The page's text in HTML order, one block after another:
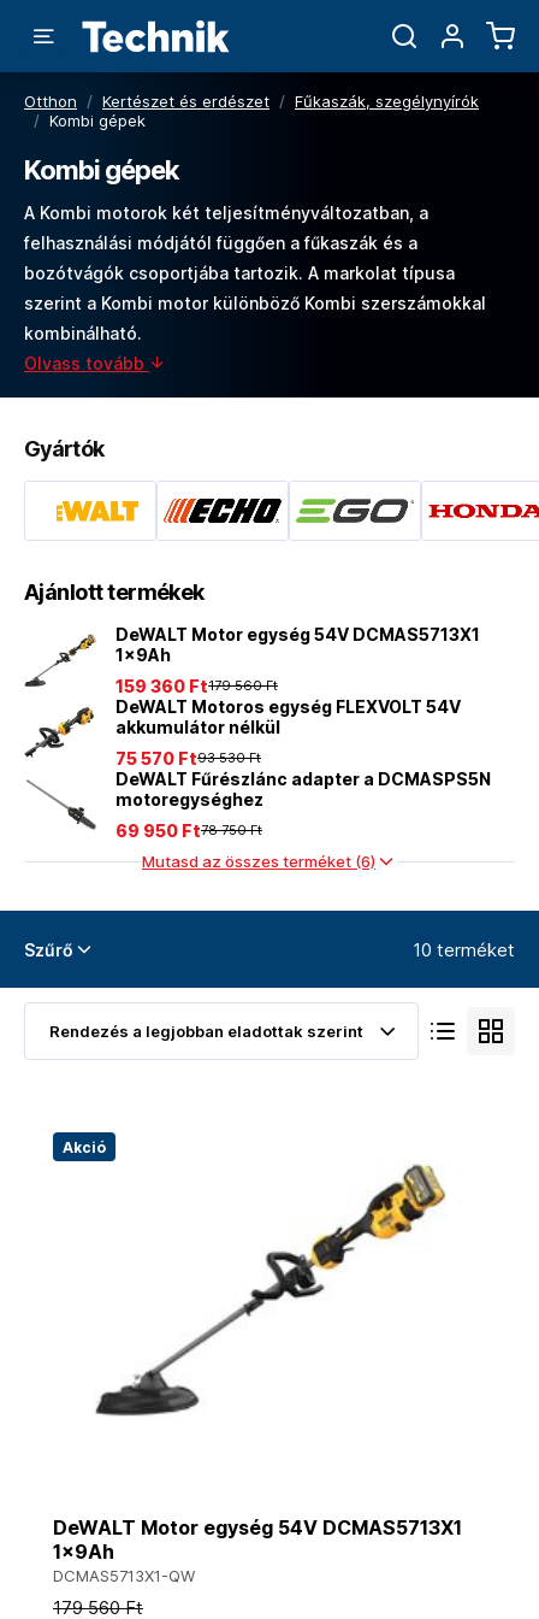
Otthon / Kertészet és erdészet / Fűkaszák, szegélynyírók
/ Kombi gépek
Kombi gépek
A Kombi motorok két teljesítményváltozatban, a
felhasználási módjától függően a fűkaszák és a
bozótvágók csoportjába tartozik. A markolat típusa
szerint a Kombi motor különböző Kombi szerszámokkal
kombinálható.
Olvass tovább
Gyártók
Ajánlott termékek
DeWALT Motor egység 54V DCMAS5713X1
1x9Ah
179 560 Ft
159 360 Ft
DeWALT Motoros egység FLEXVOLT 54V
akkumulátor nélkül
93 530 Ft
75 570 Ft
DeWALT Fűrészlánc adapter a DCMASPS5N
motoregységhez
78 750 Ft
69 950 Ft
Mutasd az összes terméket (6)
Szűrő 10 terméket
Akció
DeWALT Motor egység 54V DCMAS5713X1
1x9Ah
DCMAS5713X1-QW
179 560 Ft